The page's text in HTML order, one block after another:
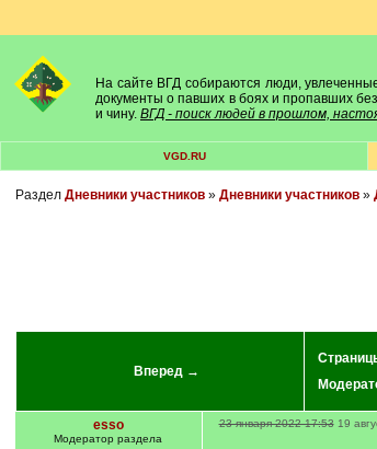
На сайте ВГД собираются люди,
документы о павших в боях и пропавших
и чину. ВГД - поиск людей в прошлом,
VGD.RU
Раздел Дневники участников» Дневники участников»
Вперед →
esso
Модератор раздела
23 января 2022 17:53 19